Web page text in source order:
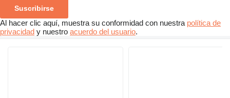
Suscribirse
Al hacer clic aquí, muestra su conformidad con nuestra política de
privacidad y nuestro acuerdo del usuario.